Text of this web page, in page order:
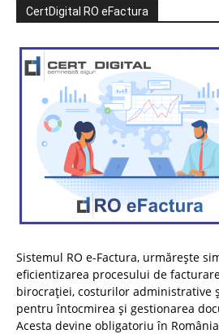
CertDigital RO eFactura
Sistemul RO e-Factura, urmărește
eficientizarea procesului de
birocrației, costurilor administrative
pentru întocmirea și gestionarea
Acesta devine obligatoriu în